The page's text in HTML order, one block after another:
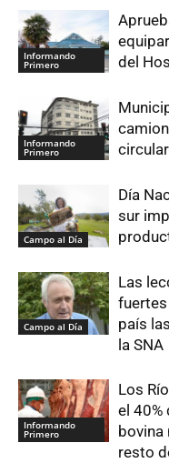
Informando
Primero
del
Informando
Primero
Campo al Día
Día
sur
Campo al Día
Las
fuertes
país
la SNA
Informando
Primero
Los
el 40%
bovina
resto